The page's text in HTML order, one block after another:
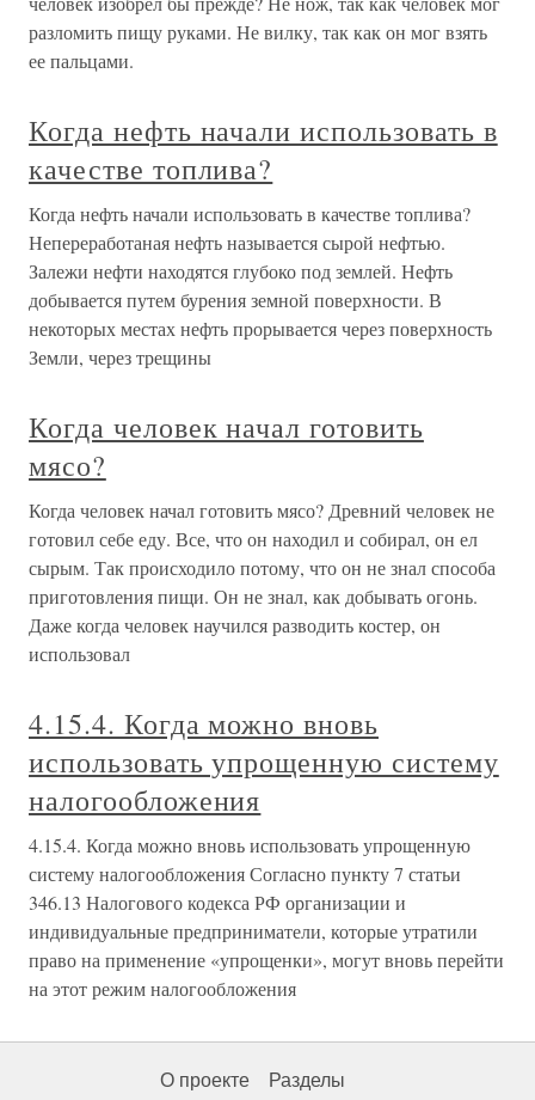
разломить пищу руками. Не вилку, так как он мог взять
ее пальцами.
Когда нефть начали использовать в
качестве топлива?
Когда нефть начали использовать в качестве топлива?
Непереработаная нефть называется сырой нефтью.
Залежи нефти находятся глубоко под землей. Нефть
добывается путем бурения земной поверхности. В
некоторых местах нефть прорывается через поверхность
Земли, через трещины
Когда человек начал готовить
мясо?
Когда человек начал готовить мясо? Древний человек не
готовил себе еду. Все, что он находил и собирал, он ел
сырым. Так происходило потому, что он не знал способа
приготовления пищи. Он не знал, как добывать огонь.
Даже когда человек научился разводить костер, он
использовал
4.15.4. Когда можно вновь
использовать упрощенную систему
налогообложения
4.15.4. Когда можно вновь использовать упрощенную
систему налогообложения Согласно пункту 7 статьи
346.13 Налогового кодекса РФ организации и
индивидуальные предприниматели, которые утратили
право на применение «упрощенки», могут вновь перейти
на этот режим налогообложения
О проекте Разделы